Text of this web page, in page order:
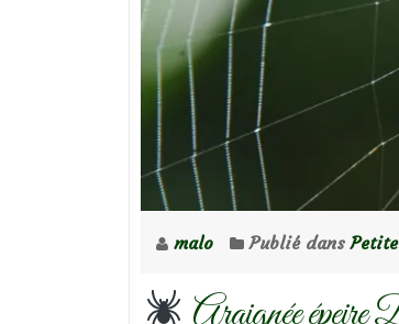
malo Publié dans